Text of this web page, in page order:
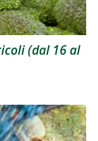
(dal 16 al